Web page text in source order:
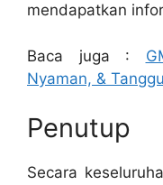
mendapatkan
Baca juga :
Nyaman, &
Penutup
Secara